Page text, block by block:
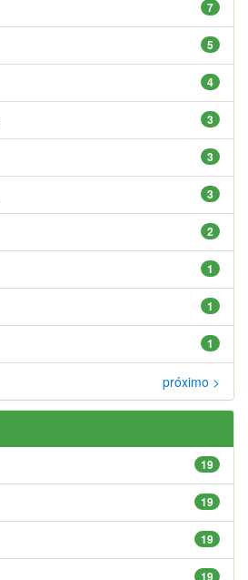
7
5
4
3
3
3
2
1
1
1
próximo >
19
19
19
19